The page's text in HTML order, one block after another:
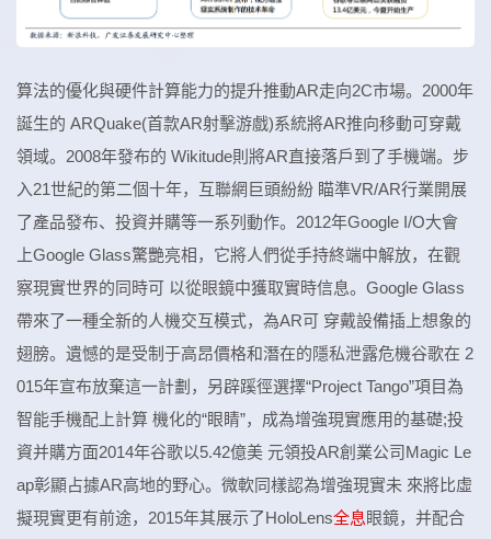
算法的優化與硬件計算能力的提升推動AR走向2C市場。2000年
誕生的 ARQuake(首款AR射擊游戲)系統將AR推向移動可穿戴
領域。2008年發布的 Wikitude則將AR直接落戶到了手機端。步
入21世紀的第二個十年，互聯網巨頭紛紛 瞄準VR/AR行業開展
了產品發布、投資并購等一系列動作。2012年Google I/O大會
上Google Glass驚艷亮相，它將人們從手持終端中解放，在觀
察現實世界的同時可 以從眼鏡中獲取實時信息。Google Glass
帶來了一種全新的人機交互模式，為AR可 穿戴設備插上想象的
翅膀。遺憾的是受制于高昂價格和潛在的隱私泄露危機谷歌在 2
015年宣布放棄這一計劃，另辟蹊徑選擇“Project Tango”項目為
智能手機配上計算 機化的“眼睛”，成為增強現實應用的基礎;投
資并購方面2014年谷歌以5.42億美 元領投AR創業公司Magic Le
ap彰顯占據AR高地的野心。微軟同樣認為增強現實未 來將比虛
擬現實更有前途，2015年其展示了HoloLens全息眼鏡，并配合